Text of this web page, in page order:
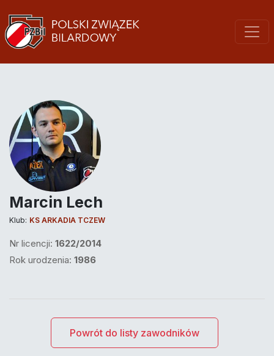
Marcin Lech
Klub: KS ARKADIA TCZEW
Nr licencji: 1622/2014
Rok urodzenia: 1986
Powrót do listy zawodników